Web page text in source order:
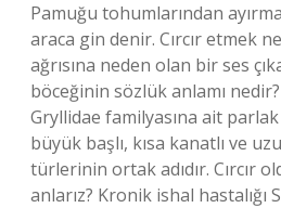
Pamuğu tohumlarından
araca gin denir. Cırcır etmek
ağrısına neden olan bir ses
böceğinin sözlük anlamı nedir?
Gryllidae familyasına ait
büyük başlı, kısa kanatlı ve
türlerinin ortak adıdır. Cırcır
anlarız? Kronik ishal hastalığı